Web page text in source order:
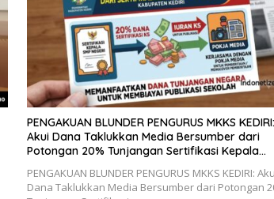
PENGAKUAN BLUNDER PENGURUS MKKS KEDIRI:
Akui Dana Taklukkan Media Bersumber dari
Potongan 20% Tunjangan Sertifikasi Kepala
PENGAKUAN BLUNDER PENGURUS MKKS KEDIRI:
Dana Taklukkan Media Bersumber dari Potongan